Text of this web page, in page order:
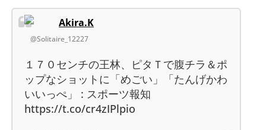
Akira.K
@Solitaire_12227
１７０センチの王林、ピタＴで腹チラ＆ポ
ップなショットに「めごい」「たんげかわ
いいっぺ」 : スポーツ報知
https://t.co/cr4zIPlpio